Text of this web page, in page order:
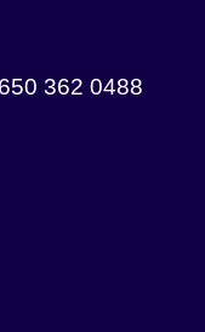
362 0488